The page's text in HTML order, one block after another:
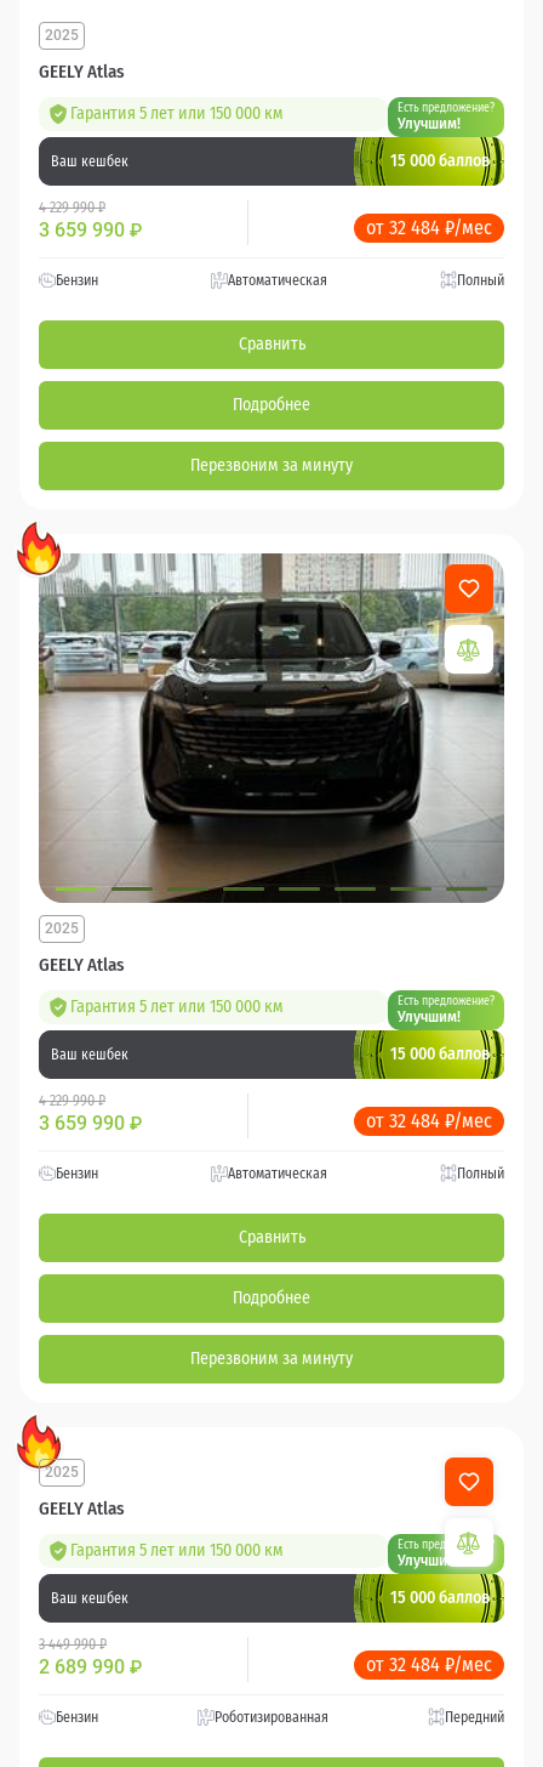
GEELY Atlas
2025
Гарантия 5 лет или 150 000 км Есть предложение?
Улучшим!
Ваш кешбек 15 000 баллов
4 229 990 ₽
3 659 990 ₽ от 32 484 ₽/мес
Бензин Автоматическая Полный
Сравнить
Подробнее
Перезвоним за минуту
GEELY Atlas
2025
Гарантия 5 лет или 150 000 км Есть предложение?
Улучшим!
Ваш кешбек 15 000 баллов
4 229 990 ₽
3 659 990 ₽ от 32 484 ₽/мес
Бензин Автоматическая Полный
Сравнить
Подробнее
Перезвоним за минуту
GEELY Atlas
2025
Гарантия 5 лет или 150 000 км Есть предложение?
Улучшим!
Ваш кешбек 15 000 баллов
3 449 990 ₽
2 689 990 ₽ от 32 484 ₽/мес
Бензин Роботизированная Передний